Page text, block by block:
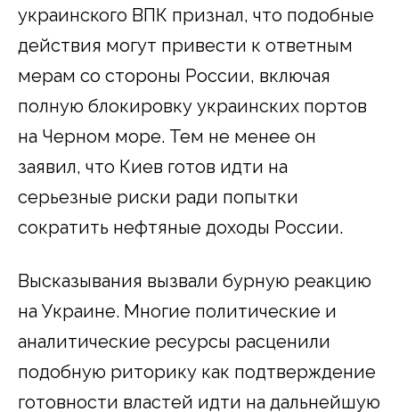
украинского ВПК признал, что подобные
действия могут привести к ответным
мерам со стороны России, включая
полную блокировку украинских портов
на Черном море. Тем не менее он
заявил, что Киев готов идти на
серьезные риски ради попытки
сократить нефтяные доходы России.
Высказывания вызвали бурную реакцию
на Украине. Многие политические и
аналитические ресурсы расценили
подобную риторику как подтверждение
готовности властей идти на дальнейшую